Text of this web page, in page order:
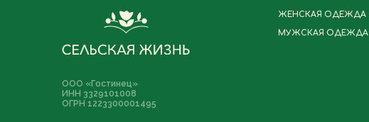
ООО «Гостинец»
ИНН 3329101008
ОГРН 1223300001495
ЖЕНСКАЯ ОДЕЖДА
МУЖСКАЯ ОДЕЖДА